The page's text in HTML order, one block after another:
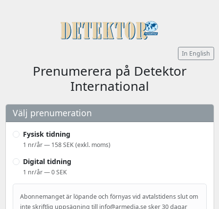
In English
Prenumerera på Detektor
International
Välj prenumeration
Fysisk tidning
1 nr/år — 158 SEK (exkl. moms)
Digital tidning
1 nr/år — 0 SEK
Abonnemanget är löpande och förnyas vid avtalstidens slut om
inte skriftlig uppsägning till info@armedia.se sker 30 dagar